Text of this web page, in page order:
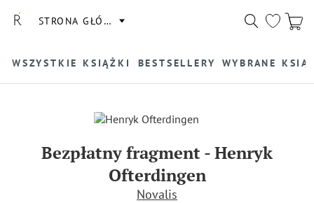
STRONA GŁÓWNA
WSZYSTKIE KSIĄŻKI BESTSELLERY WYBRANE
Bezpłatny fragment-Henryk
Ofterdingen
Novalis